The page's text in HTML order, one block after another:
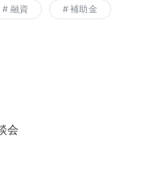
融資 補助金
会